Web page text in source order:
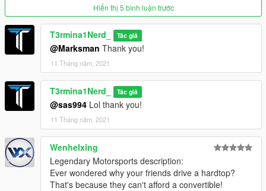
Hiển thị 5 bình luận trước
T3rmina1Nerd_ Tác giả
@Marksman Thank you!
11 Tháng năm, 2021
T3rmina1Nerd_ Tác giả
@sas994 Lol thank you!
11 Tháng năm, 2021
Wenhelxing
Legendary Motorsports description:
Ever wondered why your friends drive a hardtop?
That's because they can't afford a convertible!